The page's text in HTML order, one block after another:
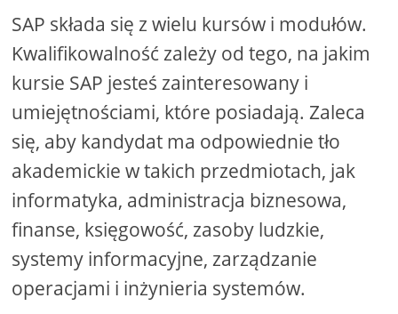
SAP składa się z wielu kursów i modułów.
Kwalifikowalność zależy od tego, na jakim
kursie SAP jesteś zainteresowany i
umiejętnościami, które posiadają. Zaleca
się, aby kandydat ma odpowiednie tło
akademickie w takich przedmiotach, jak
informatyka, administracja biznesowa,
finanse, księgowość, zasoby ludzkie,
systemy informacyjne, zarządzanie
operacjami i inżynieria systemów.